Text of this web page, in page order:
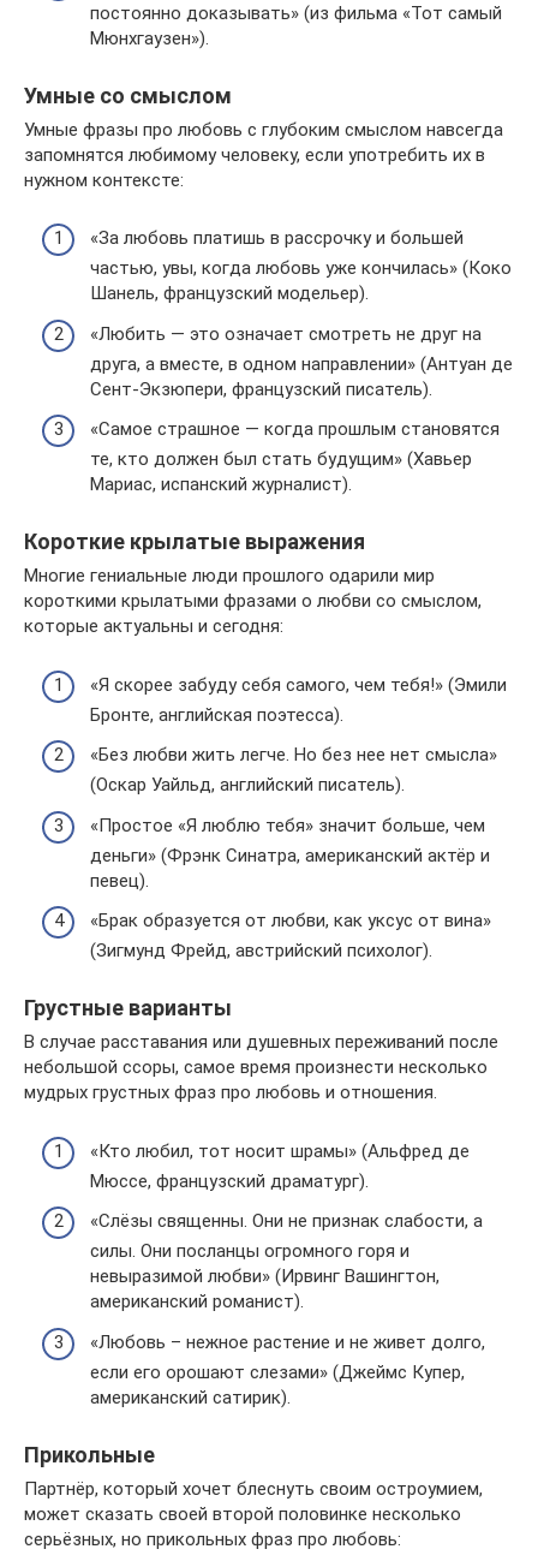
постоянно доказывать» (из фильма «Тот самый
Мюнхгаузен»).
Умные со смыслом
Умные фразы про любовь с глубоким смыслом навсегда
запомнятся любимому человеку, если употребить их в
нужном контексте:
«За любовь платишь в рассрочку и большей
частью, увы, когда любовь уже кончилась» (Коко
Шанель, французский модельер).
«Любить — это означает смотреть не друг на
друга, а вместе, в одном направлении» (Антуан де
Сент-Экзюпери, французский писатель).
«Самое страшное — когда прошлым становятся
те, кто должен был стать будущим» (Хавьер
Мариас, испанский журналист).
Короткие крылатые выражения
Многие гениальные люди прошлого одарили мир
короткими крылатыми фразами о любви со смыслом,
которые актуальны и сегодня:
«Я скорее забуду себя самого, чем тебя!» (Эмили
Бронте, английская поэтесса).
«Без любви жить легче. Но без нее нет смысла»
(Оскар Уайльд, английский писатель).
«Простое «Я люблю тебя» значит больше, чем
деньги» (Фрэнк Синатра, американский актёр и
певец).
«Брак образуется от любви, как уксус от вина»
(Зигмунд Фрейд, австрийский психолог).
Грустные варианты
В случае расставания или душевных переживаний после
небольшой ссоры, самое время произнести несколько
мудрых грустных фраз про любовь и отношения.
«Кто любил, тот носит шрамы» (Альфред де
Мюссе, французский драматург).
«Слёзы священны. Они не признак слабости, а
силы. Они посланцы огромного горя и
невыразимой любви» (Ирвинг Вашингтон,
американский романист).
«Любовь – нежное растение и не живет долго,
если его орошают слезами» (Джеймс Купер,
американский сатирик).
Прикольные
Партнёр, который хочет блеснуть своим остроумием,
может сказать своей второй половинке несколько
серьёзных, но прикольных фраз про любовь: